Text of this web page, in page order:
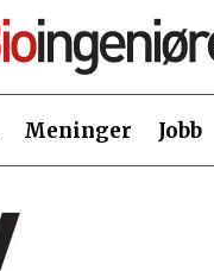
Meninger Jobb